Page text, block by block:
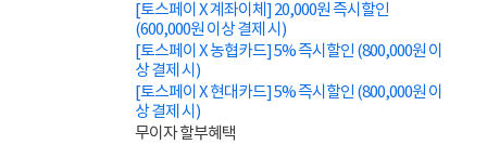
[토스페이 X 계좌이체] 20,000원 즉시할인
(600,000원 이상 결제 시)
[토스페이 X 농협카드] 5% 즉시할인 (800,000원 이
상 결제 시)
[토스페이 X 현대카드] 5% 즉시할인 (800,000원 이
상 결제 시)
무이자 할부혜택